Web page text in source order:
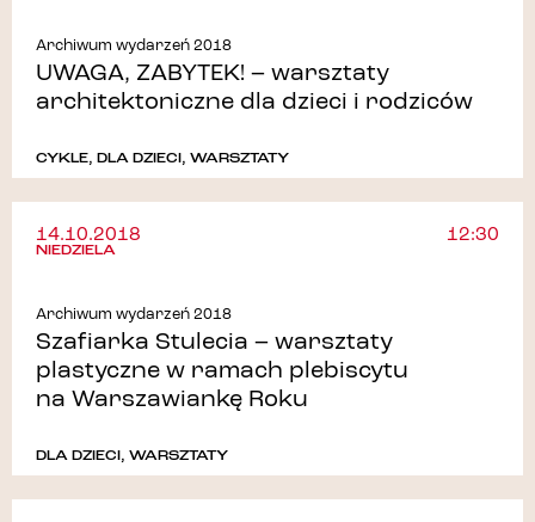
Archiwum wydarzeń 2018
UWAGA, ZABYTEK! – warsztaty
architektoniczne dla dzieci i rodziców
CYKLE, DLA DZIECI, WARSZTATY
14.10.2018
NIEDZIELA
12:30
Archiwum wydarzeń 2018
Szafiarka Stulecia – warsztaty
plastyczne w ramach plebiscytu
na Warszawiankę Roku
DLA DZIECI, WARSZTATY